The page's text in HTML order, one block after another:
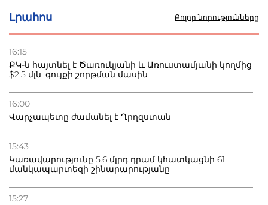
Լրահոս Բոլոր նորությունները
16:15
ՔԿ-ն հայտնել է Ծառուկյանի և Առուստամյանի կողմից
$2.5 մլն. գույքի շորթման մասին
16:00
Վարչապետը ժամանել է Ղրղզստան
15:43
Կառավարությունը 5.6 մլրդ դրամ կհատկացնի 61
մանկապարտեզի շինարարությանը
15:27
22.07.2026
տուժածներ կան
բնակվել Ռուսաստանում
Բաքվի բանտից գեներալ Մանուկյանը դիմել է
Փաշինյանին